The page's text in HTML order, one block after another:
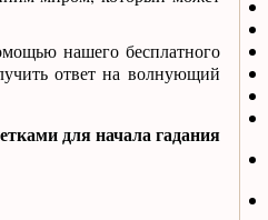
нашего бесплатного
ответ на волнующий
для начала гадания